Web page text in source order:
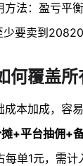
方法：盈亏平
要卖到
何覆盖所
本加成，容
+平台抽佣+
单1元，需